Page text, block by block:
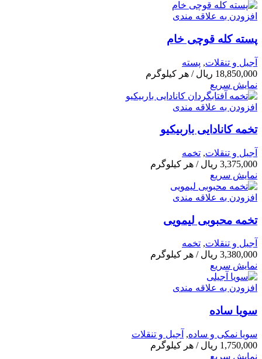
افزودن به علاقه مندی
پسته کله قوچی خام
آجیل و تنقلات, پسته
18,850,000 ریال / هر کیلوگرم
نمایش سریع
افزودن به علاقه مندی
تخمه کانادایی باربیکیو
آجیل و تنقلات, تخمه
3,375,000 ریال / هر کیلوگرم
نمایش سریع
افزودن به علاقه مندی
تخمه محبوبی لیمویی
آجیل و تنقلات, تخمه
3,380,000 ریال / هر کیلوگرم
نمایش سریع
افزودن به علاقه مندی
سویا ساده
سویا نمکی و ساده, آجیل و تنقلات
1,750,000 ریال / هر کیلوگرم
نمایش سریع